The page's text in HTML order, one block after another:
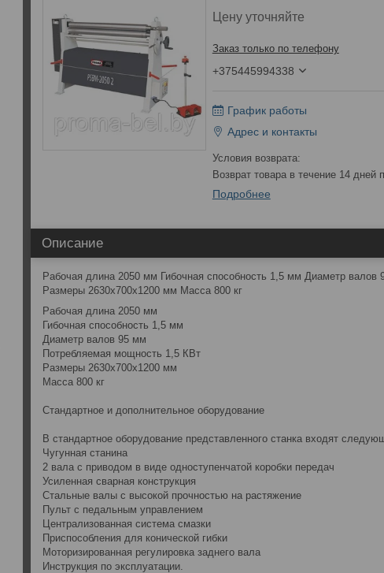
Цену уточняйте
Заказ только по телефону
+375445994338
График работы
Адрес и контакты
возврат товара в течение 14 дней
Подробнее
Описание
Рабочая длина 2050 мм Гибочная способность 1,5 мм Диаметр
Размеры 2630x700x1200 мм Масса 800 кг
Рабочая длина 2050 мм
Гибочная способность 1,5 мм
Диаметр валов 95 мм
Потребляемая мощность 1,5 КВт
Размеры 2630x700x1200 мм
Масса 800 кг
Стандартное и дополнительное оборудование
В стандартное оборудование представленного станка входят
Чугунная станина
2 вала с приводом в виде одноступенчатой коробки передач
Усиленная сварная конструкция
Стальные валы с высокой прочностью на растяжение
Пульт с педальным управлением
Централизованная система смазки
Приспособления для конической гибки
Моторизированная регулировка заднего вала
Инструкция по эксплуатации.